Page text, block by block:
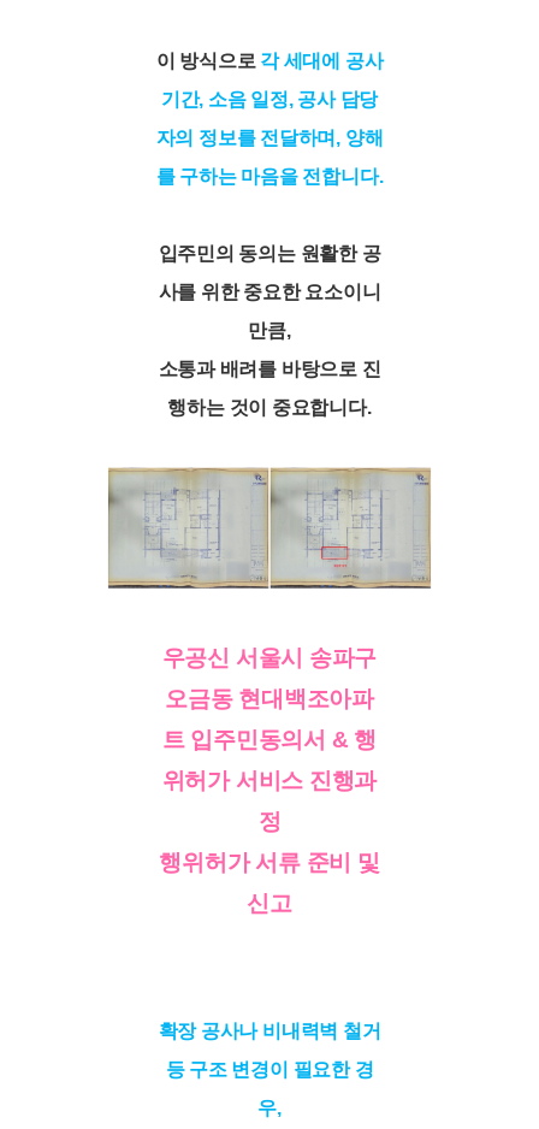
이 방식으로 각 세대에 공사
기간, 소음 일정, 공사 담당
자의 정보를 전달하며, 양해
를 구하는 마음을 전합니다.
입주민의 동의는 원활한 공
사를 위한 중요한 요소이니
만큼,
소통과 배려를 바탕으로 진
행하는 것이 중요합니다.
우공신 서울시 송파구
오금동 현대백조아파
트 입주민동의서 & 행
위허가 서비스 진행과
정
행위허가 서류 준비 및
신고
확장 공사나 비내력벽 철거
등 구조 변경이 필요한 경
우,